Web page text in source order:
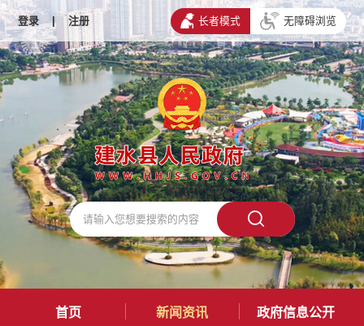
登录 | 注册 长者模式 无障碍浏览
首页 新闻资讯 政府信息公开